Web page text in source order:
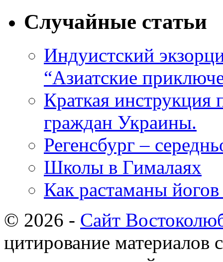
Случайные статьи
Индуистский
“Азиатские
Краткая
граждан Украины.
Регенсбург –
Школы в Гималаях
Как растаманы
© 2026 - Сайт
цитирование материалов